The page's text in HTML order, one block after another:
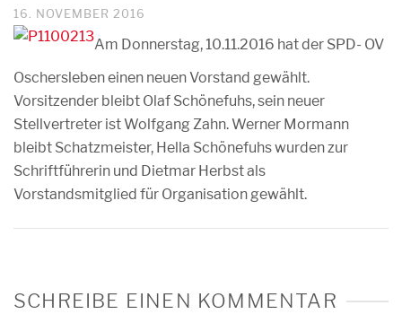
16. NOVEMBER 2016
Am Donnerstag, 10.11.2016 hat der SPD- OV
Oschersleben einen neuen Vorstand gewählt.
Vorsitzender bleibt Olaf Schönefuhs, sein neuer
Stellvertreter ist Wolfgang Zahn. Werner Mormann
bleibt Schatzmeister, Hella Schönefuhs wurden zur
Schriftführerin und Dietmar Herbst als
Vorstandsmitglied für Organisation gewählt.
SCHREIBE EINEN KOMMENTAR